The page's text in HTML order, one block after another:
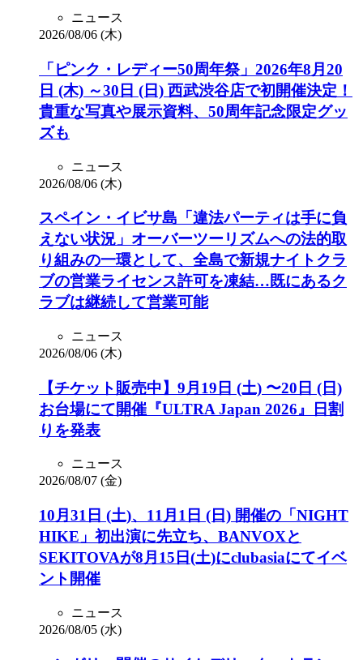
ニュース
2026/08/06 (木)
「ピンク・レディー50周年祭」2026年8月20
日 (木) ～30日 (日) 西武渋谷店で初開催決定！
貴重な写真や展示資料、50周年記念限定グッ
ズも
ニュース
2026/08/06 (木)
スペイン・イビサ島「違法パーティは手に負
えない状況」オーバーツーリズムへの法的取
り組みの一環として、全島で新規ナイトクラ
ブの営業ライセンス許可を凍結…既にあるク
ラブは継続して営業可能
ニュース
2026/08/06 (木)
【チケット販売中】9月19日 (土) 〜20日 (日)
お台場にて開催『ULTRA Japan 2026』日割
りを発表
ニュース
2026/08/07 (金)
10月31日 (土)、11月1日 (日) 開催の「NIGHT
HIKE」初出演に先立ち、BANVOXと
SEKITOVAが8月15日(土)にclubasiaにてイベ
ント開催
ニュース
2026/08/05 (水)